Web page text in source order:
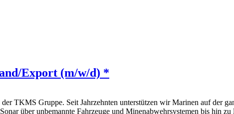
Export (m/w/d) *
Gruppe. Seit Jahrzehnten unterstützen wir Marinen auf der
über unbemannte Fahrzeuge und Minenabwehrsystemen bis hin